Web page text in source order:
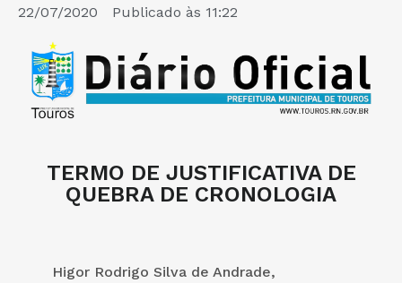
22/07/2020 Publicado às 11:22
TERMO DE JUSTIFICATIVA DE
QUEBRA DE CRONOLOGIA
Higor Rodrigo Silva de Andrade,
E-SIC
PERGUNTAS FREQUENTES